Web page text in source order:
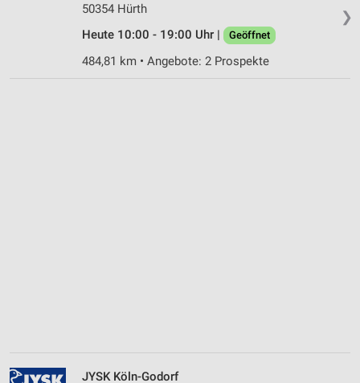
❯
50354 Hürth
Heute 10:00 - 19:00 Uhr |
Geöffnet
484,81 km • Angebote: 2 Prospekte
JYSK Köln-Godorf